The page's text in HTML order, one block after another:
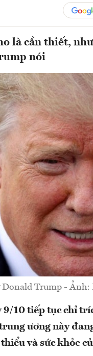
là cần thiết,
nói
Trump - Ảnh:
10 tiếp tục chỉ
ương này
và sức khỏe